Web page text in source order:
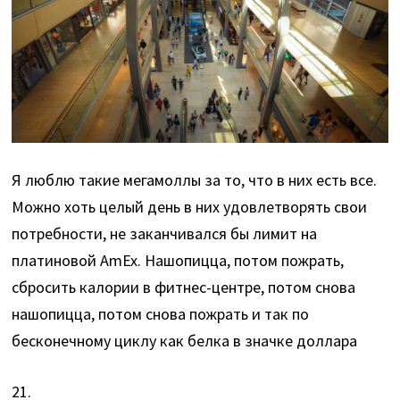
Я люблю такие мегамоллы за то, что в них есть все.
Можно хоть целый день в них удовлетворять свои
потребности, не заканчивался бы лимит на
платиновой AmEx. Нашопицца, потом пожрать,
сбросить калории в фитнес-центре, потом снова
нашопицца, потом снова пожрать и так по
бесконечному циклу как белка в значке доллара
21.